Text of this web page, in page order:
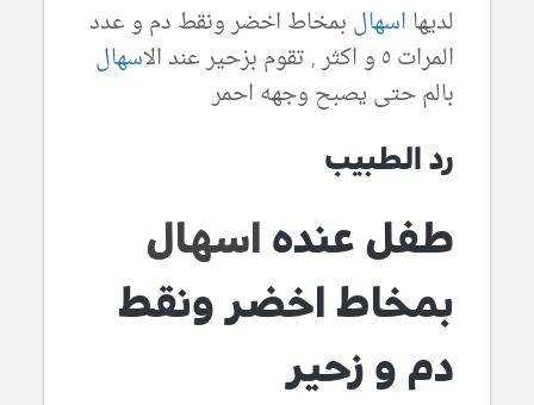
لديها اسهال بمخاط اخضر ونقط دم و عدد
المرات ٥ و اكثر , تقوم بزحير عند ال
اسهال
بالم حتى يصبح وجهه احمر
رد الطبيب
طفل عنده اسهال
بمخاط اخضر ونقط
دم و زحير